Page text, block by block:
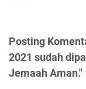
Posting
2021 sudah
Jemaah Aman."